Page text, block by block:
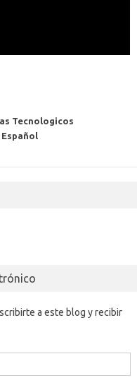
Tecnologicos
Español
a este blog y recibir